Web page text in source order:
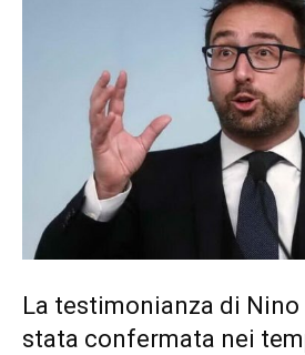
La testimonianza di Nino
stata confermata nei